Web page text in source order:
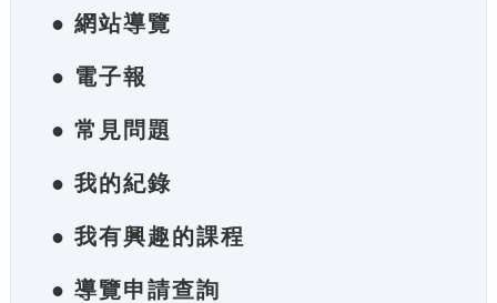
● 網站導覽
● 電子報
● 常見問題
● 我的紀錄
● 我有興趣的課程
● 導覽申請查詢